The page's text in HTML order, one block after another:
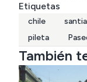
Etiquetas
chile
pileta
También